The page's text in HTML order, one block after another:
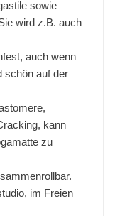
sowie
wird z.B. auch
auch wenn
schön auf der
kann
zu
im Freien